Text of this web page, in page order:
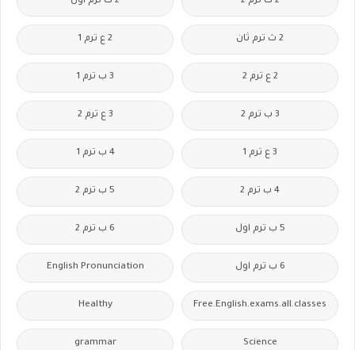
2 ث ترم ثان 2 ع ترم 1
2 ع ترم 2 3 ب ترم 1
3 ب ترم 2 3 ع ترم 2
3 ع ترم 1 4 ب ترم 1
4 ب ترم 2 5 ب ترم 2
5 ب ترم اول 6 ب ترم 2
6 ب ترم اول English Pronunciation
Free.English.exams.all.classes
Healthy
Science
grammar